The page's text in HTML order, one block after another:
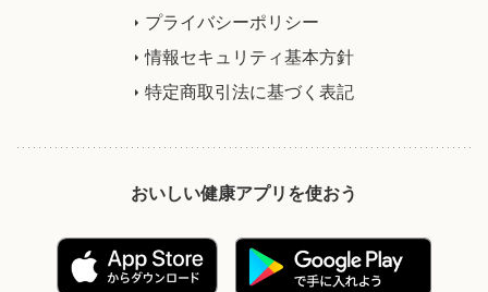
プライバシーポリシー
情報セキュリティ基本方針
特定商取引法に基づく表記
おいしい健康アプリを使おう